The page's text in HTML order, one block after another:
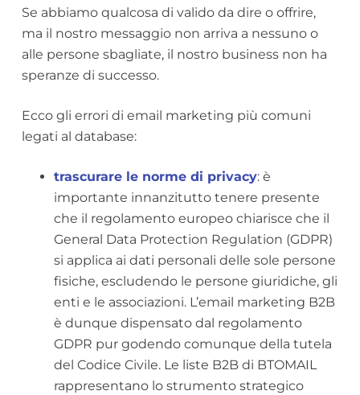
Se abbiamo qualcosa di valido da dire o offrire,
ma il nostro messaggio non arriva a nessuno o
alle persone sbagliate, il nostro business non ha
speranze di successo.
Ecco gli errori di email marketing più comuni
legati al database:
trascurare le norme di privacy: è
importante innanzitutto tenere presente
che il regolamento europeo chiarisce che il
General Data Protection Regulation (GDPR)
si applica ai dati personali delle sole persone
fisiche, escludendo le persone giuridiche, gli
enti e le associazioni. L’email marketing B2B
è dunque dispensato dal regolamento
GDPR pur godendo comunque della tutela
del Codice Civile. Le liste B2B di BTOMAIL
rappresentano lo strumento strategico